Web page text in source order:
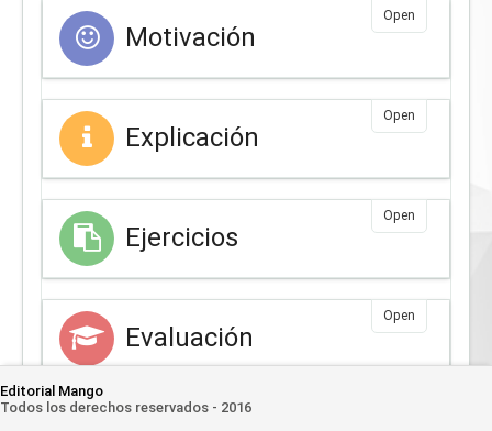
Motivación
Open
Explicación
Open
Ejercicios
Open
Evaluación
Open
Editorial Mango
Todos los derechos reservados - 2016